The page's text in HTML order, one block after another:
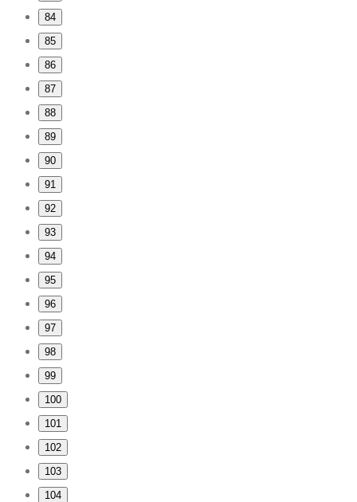
84
85
86
87
88
89
90
91
92
93
94
95
96
97
98
99
100
101
102
103
104